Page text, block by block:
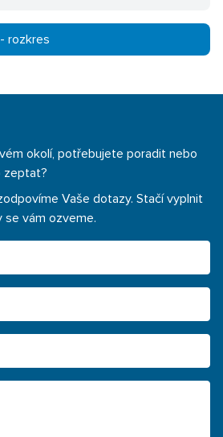
rozkres
okolí, potřebujete poradit nebo
zeptat?
Vaše dotazy. Stačí vyplnit
se vám ozveme.